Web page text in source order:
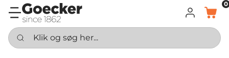
LOG INDKURV
0
Klik og søg her...